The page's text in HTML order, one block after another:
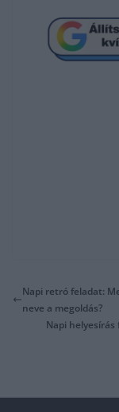
Napi retró feladat:
neve a megoldás?
Napi helyesírás